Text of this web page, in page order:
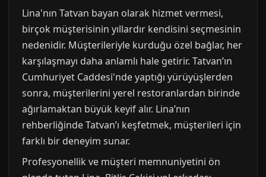
Lina'nın Tatvan bayan olarak hizmet vermesi,
birçok müşterisinin yıllardır kendisini seçmesinin
nedenidir. Müşterileriyle kurduğu özel bağlar, her
karşılaşmayı daha anlamlı hale getirir. Tatvan’ın
Cumhuriyet Caddesi'nde yaptığı yürüyüşlerden
sonra, müşterilerini yerel restoranlardan birinde
ağırlamaktan büyük keyif alır. Lina’nın
rehberliğinde Tatvan’ı keşfetmek, müşterileri için
farklı bir deneyim sunar.
Profesyonellik ve müşteri memnuniyetini ön